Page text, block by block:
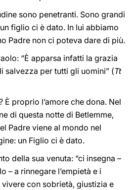
sono penetranti. Sono grandi
figlio ci è dato. In lui abbiamo
Padre non ci poteva dare di più.
“È apparsa infatti la grazia
salvezza per tutti gli uomini” (Tt
È proprio l’amore che dona. Nel
di questa notte di Betlemme,
Padre viene al mondo nel
un Figlio ci è dato.
della sua venuta: “ci insegna –
– a rinnegare l’empietà e i
con sobrietà, giustizia e